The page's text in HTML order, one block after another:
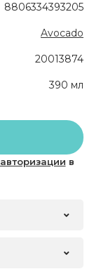
8806334393205
Avocado
20013874
390 мл
авторизации в